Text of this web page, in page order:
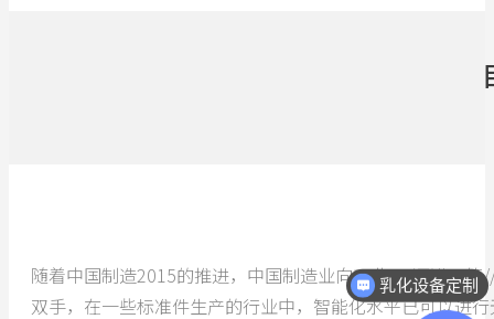
随着中国制造2015的推进，中国制造业向工业4.0迈进了
双手，在一些标准件生产的行业中，智能化水平已可以进
乳化设备定制